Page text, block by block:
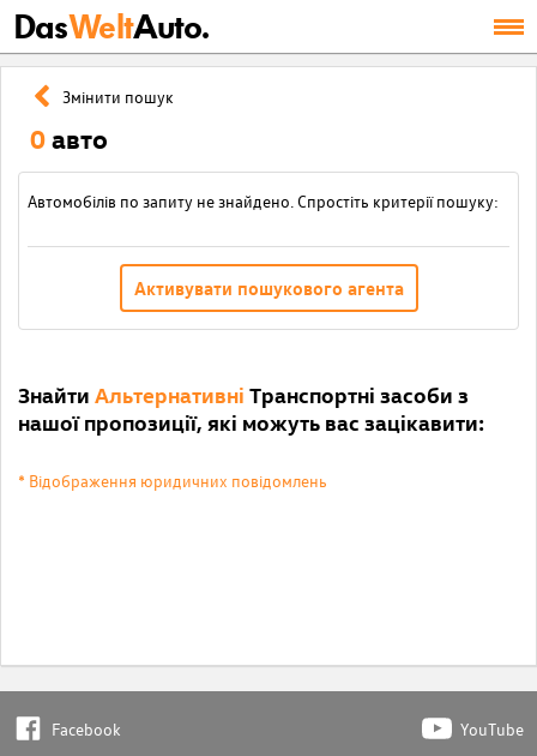
DasWeltAuto.
Змінити пошук
0авто
Автомобілів по запиту не знайдено. Спростіть критерії пошуку:
Активувати пошукового агента
Знайти Альтернативні Транспортні засоби з
нашої пропозиції, які можуть вас зацікавити:
* Відображення юридичних повідомлень
Facebook YouTube